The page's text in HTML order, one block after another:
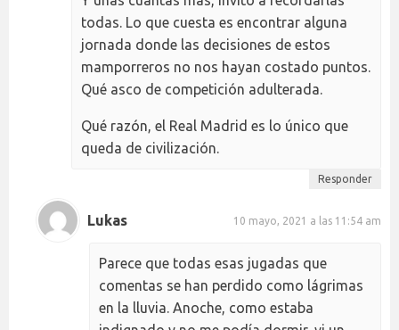
todas. Lo que cuesta es encontrar alguna
jornada donde las decisiones de estos
mamporreros no nos hayan costado puntos.
Qué asco de competición adulterada.
Qué razón, el Real Madrid es lo único que
queda de civilización.
Responder
Lukas 10 mayo, 2021 a las 11:54 am
Parece que todas esas jugadas que
comentas se han perdido como lágrimas
en la lluvia. Anoche, como estaba